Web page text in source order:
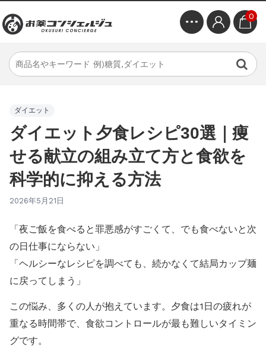
0
ダイエット
ダイエット夕食レシピ30選｜痩
せる献立の組み立て方と食欲を
科学的に抑える方法
2026年5月21日
「夜ご飯を食べると罪悪感がすごくて、でも食べないと次
の日仕事にならない」
「ヘルシーなレシピを調べても、続かなくて結局カップ麺
に戻ってしまう」
この悩み、多くの人が抱えています。夕食は1日の疲れが
重なる時間帯で、食欲コントロールが最も難しいタイミン
グです。